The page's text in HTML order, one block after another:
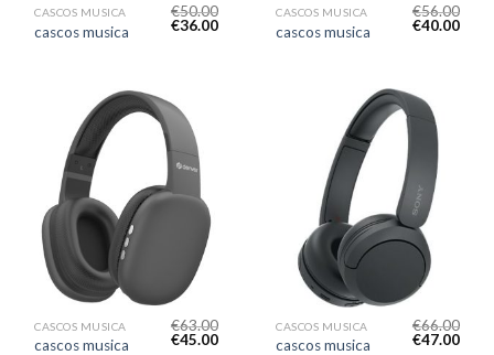
CASCOS MUSICA
cascos musica
€50.00
€36.00
CASCOS MUSICA
cascos musica
€56.00
€40.00
CASCOS MUSICA
cascos musica
€63.00
€45.00
CASCOS MUSICA
cascos musica
€66.00
€47.00